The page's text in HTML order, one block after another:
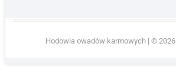
Hodowla owadów karmowych| © 2026